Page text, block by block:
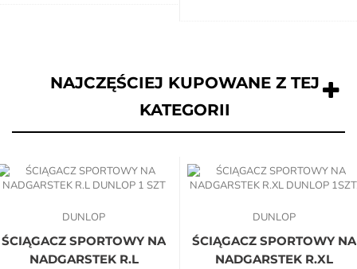
NAJCZĘŚCIEJ KUPOWANE Z TEJ
KATEGORII
DUNLOP
ŚCIĄGACZ SPORTOWY NA
NADGARSTEK R.L
DUNLOP
ŚCIĄGACZ SPORTOWY NA
NADGARSTEK R.XL